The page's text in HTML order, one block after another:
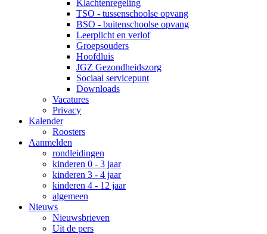
Klachtenregeling
TSO - tussenschoolse opvang
BSO - buitenschoolse opvang
Leerplicht en verlof
Groepsouders
Hoofdluis
JGZ Gezondheidszorg
Sociaal servicepunt
Downloads
Vacatures
Privacy
Kalender
Roosters
Aanmelden
rondleidingen
kinderen 0 - 3 jaar
kinderen 3 - 4 jaar
kinderen 4 - 12 jaar
algemeen
Nieuws
Nieuwsbrieven
Uit de pers